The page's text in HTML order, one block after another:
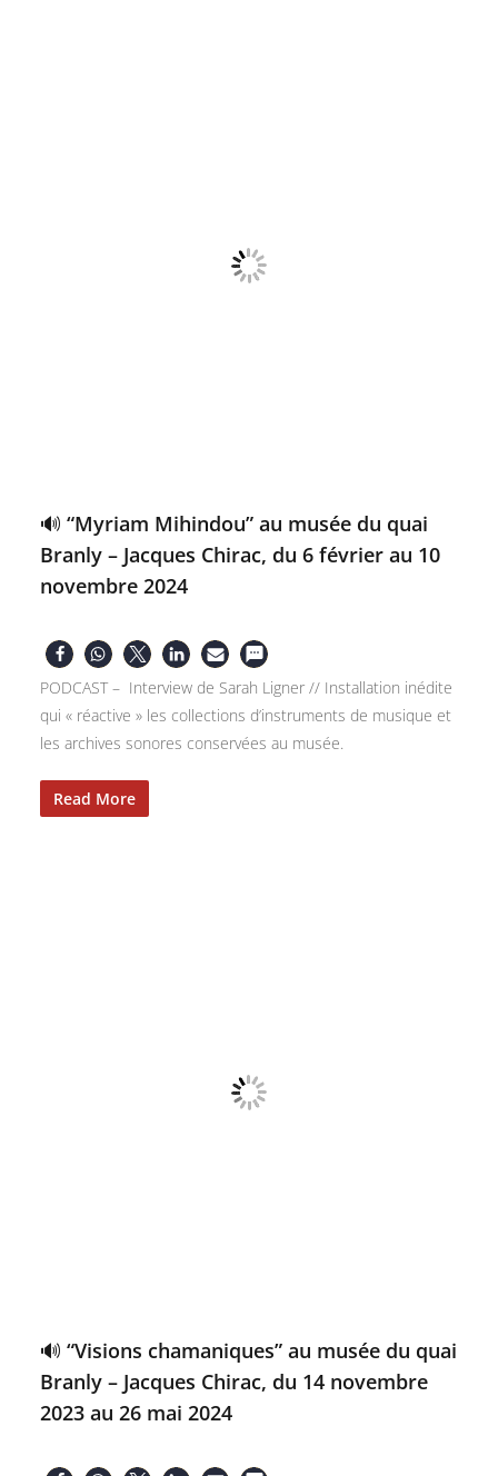
🔊 “Myriam Mihindou” au musée du quai
Branly – Jacques Chirac, du 6 février au 10
novembre 2024
PODCAST – Interview de Sarah Ligner // Installation inédite
qui « réactive » les collections d’instruments de musique et
les archives sonores conservées au musée.
Read More
🔊 “Visions chamaniques” au musée du quai
Branly – Jacques Chirac, du 14 novembre
2023 au 26 mai 2024